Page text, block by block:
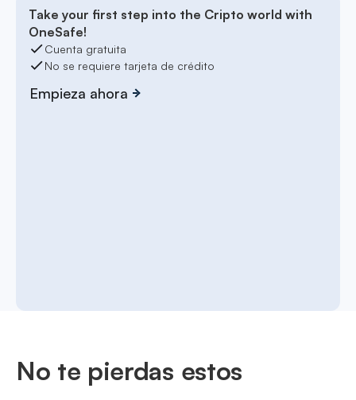
Take your first step into the Cripto world with
OneSafe!
Cuenta gratuita
No se requiere tarjeta de crédito
Empieza ahora
No te pierdas estos